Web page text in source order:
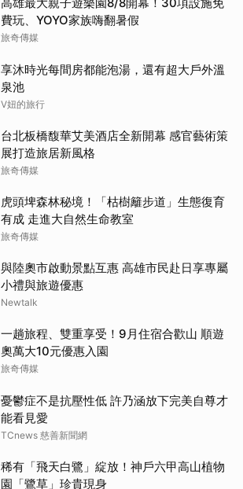
高雄最大親子遊樂園8/8開幕！30項設施免
費玩、YOYO家族嗨翻暑假
旅奇傳媒
享沐時光每間房都能泡湯，還有超大戶外溫
泉池
V妞的旅行
台北板橋馥華艾美酒店全新開幕 感官藝術策
展打造旅居新風格
旅奇傳媒
虎頭埤森林秘境！「枯樹籬步道」生態復育
有成 走進大自然生命教室
旅奇傳媒
與陸奧市啟動景點互惠 高雄市民赴日享專屬
小禮與旅遊優惠
Newtalk
一趟旅程、雙重享受！9月住宿合歡山 順遊
奧萬大10元優惠入園
旅奇傳媒
憂鬱症不是抗壓性低 許乃涵放下完美自尊才
能看見愛
TCnews 慈善新聞網
稀有「飛天白鷺」綻放！神戶六甲高山植物
園「鷺草」珍貴現身